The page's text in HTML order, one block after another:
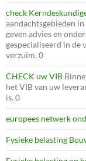
check
aandachtsgebieden
geven advies en
gespecialiseerd in de
verzuim. 0
CHECK uw VIB
het VIB van uw
is. 0
europees netwerk
Fysieke belasting